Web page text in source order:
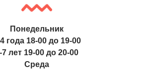
Понедельник
года 18-00 до 19-00
7 лет 19-00 до 20-00
Среда